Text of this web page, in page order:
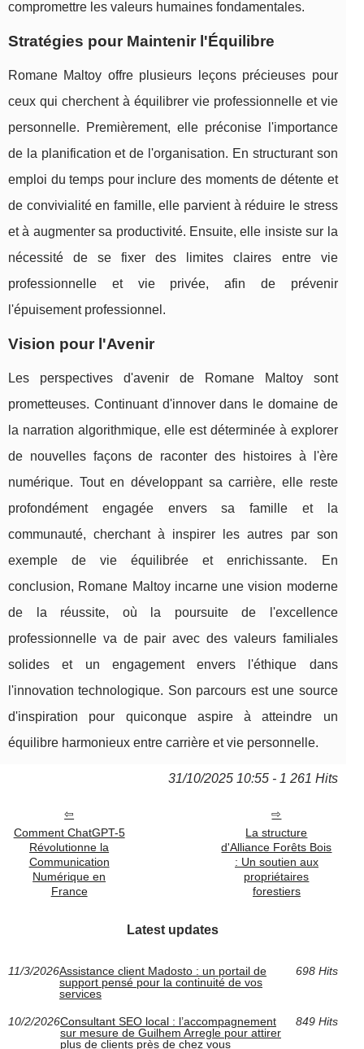
compromettre les valeurs humaines fondamentales.
Stratégies pour Maintenir l'Équilibre
Romane Maltoy offre plusieurs leçons précieuses pour
ceux qui cherchent à équilibrer vie professionnelle et vie
personnelle. Premièrement, elle préconise l'importance
de la planification et de l'organisation. En structurant son
emploi du temps pour inclure des moments de détente et
de convivialité en famille, elle parvient à réduire le stress
et à augmenter sa productivité. Ensuite, elle insiste sur la
nécessité de se fixer des limites claires entre vie
professionnelle et vie privée, afin de prévenir
l'épuisement professionnel.
Vision pour l'Avenir
Les perspectives d'avenir de Romane Maltoy sont
prometteuses. Continuant d'innover dans le domaine de
la narration algorithmique, elle est déterminée à explorer
de nouvelles façons de raconter des histoires à l'ère
numérique. Tout en développant sa carrière, elle reste
profondément engagée envers sa famille et la
communauté, cherchant à inspirer les autres par son
exemple de vie équilibrée et enrichissante. En
conclusion, Romane Maltoy incarne une vision moderne
de la réussite, où la poursuite de l'excellence
professionnelle va de pair avec des valeurs familiales
solides et un engagement envers l'éthique dans
l'innovation technologique. Son parcours est une source
d'inspiration pour quiconque aspire à atteindre un
équilibre harmonieux entre carrière et vie personnelle.
31/10/2025 10:55 - 1 261 Hits
Comment ChatGPT-5
Révolutionne la
Communication
Numérique en
France
La structure
d'Alliance Forêts Bois
: Un soutien aux
propriétaires
forestiers
Latest updates
11/3/2026Assistance client Madosto : un portail de
support pensé pour la continuité de vos
services
698 Hits
10/2/2026Consultant SEO local : l’accompagnement
sur mesure de Guilhem Arregle pour attirer
plus de clients près de chez vous
849 Hits